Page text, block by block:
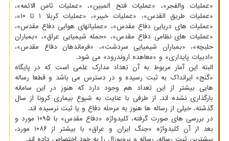
«عملیات والفجر»، «عملیات فتح المبین»، «عملیات ثامن الائمه»،
«عملیات طریق القدس»، «عملیات خیبر»، «عملیات کربلا ۱ تا ۱۰»،
«عملیات های دریایی دفاع مقدس»، «عملیاتهای هوایی دفاع مقدس»،
«عملیات های نظامی دفاع مقدس»، «حمله شیمیایی عراق»، «بمباران
حلبچه»، «بمباران شیمیایی سردشت»، «فرماندهان دفاع مقدس»،
«ادبیات پایداری» و «معاهده اروندرود» می شود.
البته این آمار مربوط به آن تعداد مدارک علمی است که در پایگاه
«گنج» ایرانداک به ثبت رسیده و در دسترس می باشد و قطعا رساله
هایی بیشتر از این تعداد هم وجود دارد که هنوز در این سامانه
بارگذاری نشده اند. از طرفی با عنایت به شیوع بیماری کرونا از سال
گذشته، خیلی از رساله ها هنوز به مرحله دفاع و یا ثبت نرسیده اند.
در بررسی های صورت گرفته، کلیدواژه «دفاع مقدس» با ۱۰۹۵ مورد و
بعد از آن کلیدواژه «جنگ ایران و عراق» با بیشتر از ۱۰۸۶ مورد،